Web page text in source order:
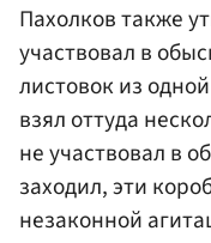
Пахолков также
участвовал в
листовок из
взял оттуда
не участвовал в
заходил, эти
незаконной